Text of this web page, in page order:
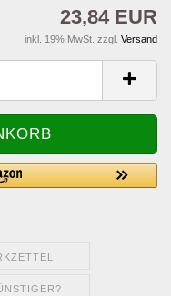
23,84 EUR
inkl. 19% MwSt. zzgl. Versand